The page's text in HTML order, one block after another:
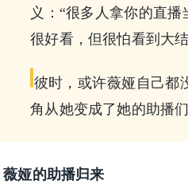
义：“很多人拿你的直
很好看，但很怕看到大
彼时，或许薇娅自己都
角从她变成了她的助播们
薇娅的助播归来